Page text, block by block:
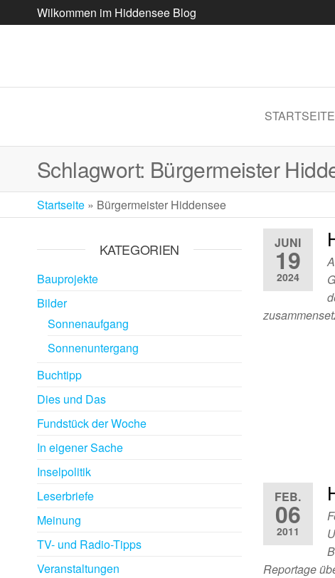
Wilkommen im Hiddensee Blog
STARTSEITE
Schlagwort: Bürgermeister
Startseite » Bürgermeister Hiddensee
JUNI
19
2024
FEB.
06
2011
Reportage
KATEGORIEN
Bauprojekte
Bilder
Sonnenaufgang
Sonnenuntergang
Buchtipp
Dies und Das
Fundstück der Woche
In eigener Sache
Inselpolitik
Leserbriefe
Meinung
TV- und Radio-Tipps
Veranstaltungen